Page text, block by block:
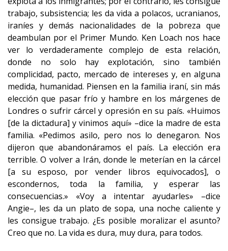
trabajo, subsistencia; les da vida a polacos, ucranianos,
iraníes y demás nacionalidades de la pobreza que
deambulan por el Primer Mundo. Ken Loach nos hace
ver lo verdaderamente complejo de esta relación,
donde no solo hay explotación, sino también
complicidad, pacto, mercado de intereses y, en alguna
medida, humanidad. Piensen en la familia iraní, sin más
elección que pasar frío y hambre en los márgenes de
Londres o sufrir cárcel y opresión en su país. «Huimos
[de la dictadura] y vinimos aquí» –dice la madre de esta
familia. «Pedimos asilo, pero nos lo denegaron. Nos
dijeron que abandonáramos el país. La elección era
terrible. O volver a Irán, donde le meterían en la cárcel
[a su esposo, por vender libros equivocados], o
escondernos, toda la familia, y esperar las
consecuencias.» «Voy a intentar ayudarles» –dice
Angie–, les da un plato de sopa, una noche caliente y
les consigue trabajo. ¿Es posible moralizar el asunto?
Creo que no. La vida es dura, muy dura, para todos.